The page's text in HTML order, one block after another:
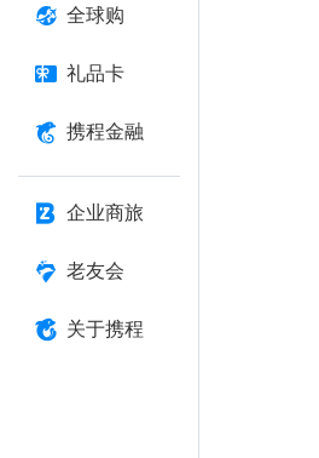
全球购
礼品卡
携程金融
企业商旅
老友会
关于携程